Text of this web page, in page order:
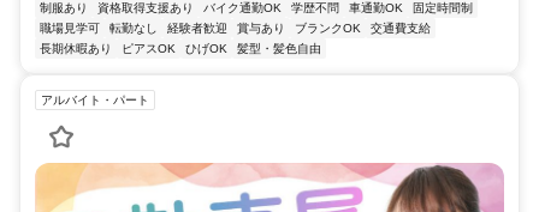
制服あり 資格取得支援あり バイク通勤OK 学歴不問 車通勤OK
固定時間制
職場見学可
転勤なし 経験者歓迎 賞与あり ブランクOK
交通費支給
長期休暇あり
ピアスOK ひげOK 髪型・髪色自由
アルバイト・パート